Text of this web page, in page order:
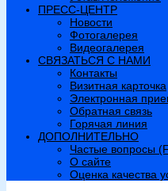
ПРЕСС-ЦЕНТР
Новости
Фотогалерея
Видеогалерея
СВЯЗАТЬСЯ С НАМИ
Контакты
Визитная карточка
Электронная
Обратная связь
Горячая линия
ДОПОЛНИТЕЛЬНО
Частые вопросы
О сайте
Оценка качества